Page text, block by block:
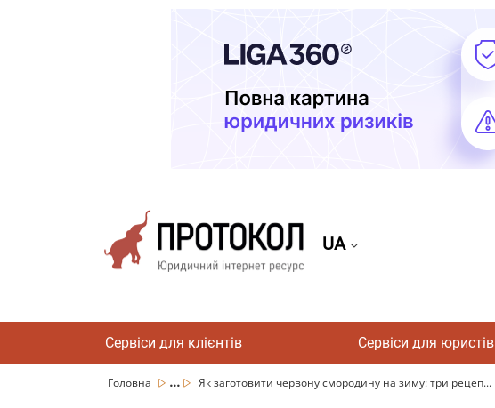
UA
Сервіси для клієнтів Сервіси для юристів
Головна ... Як заготовити червону смородину на зиму: три рецеп...